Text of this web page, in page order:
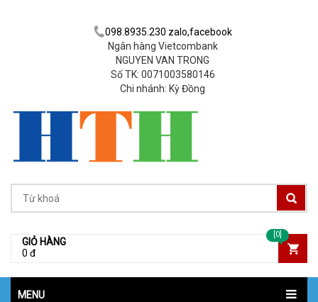
098.8935.230 zalo,facebook
Ngân hàng Vietcombank
NGUYEN VAN TRONG
Số TK: 0071003580146
Chi nhánh: Kỳ Đồng
GIỎ HÀNG
0 đ
[0]
MENU